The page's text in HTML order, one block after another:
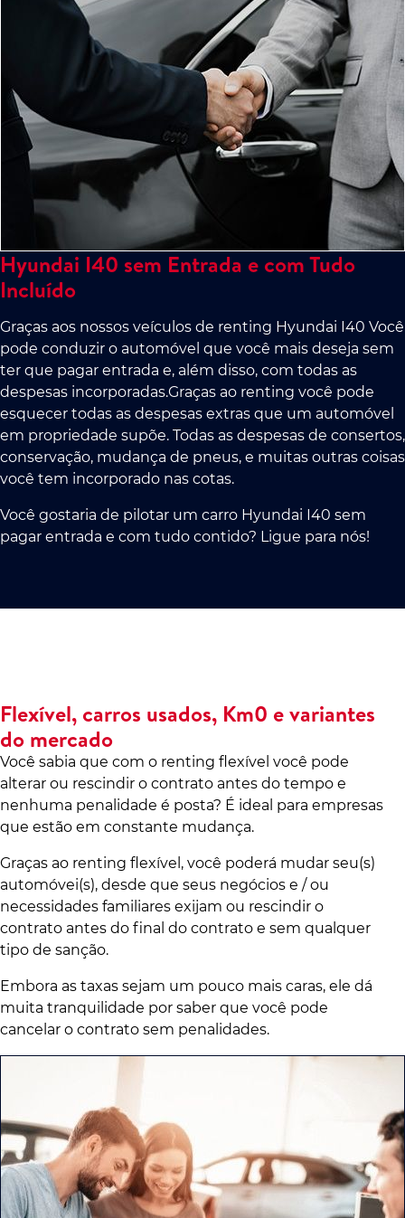
Hyundai I40 sem Entrada e com Tudo
Incluído
Graças aos nossos veículos de renting Hyundai I40 Você
pode conduzir o automóvel que você mais deseja sem
ter que pagar entrada e, além disso, com todas as
despesas incorporadas.Graças ao renting você pode
esquecer todas as despesas extras que um automóvel
em propriedade supõe. Todas as despesas de consertos,
conservação, mudança de pneus, e muitas outras coisas
você tem incorporado nas cotas.
Você gostaria de pilotar um carro Hyundai I40 sem
pagar entrada e com tudo contido? Ligue para nós!
Flexível, carros usados, Km0 e variantes
do mercado
Você sabia que com o renting flexível você pode
alterar ou rescindir o contrato antes do tempo e
nenhuma penalidade é posta? É ideal para empresas
que estão em constante mudança.
Graças ao renting flexível, você poderá mudar seu(s)
automóvei(s), desde que seus negócios e / ou
necessidades familiares exijam ou rescindir o
contrato antes do final do contrato e sem qualquer
tipo de sanção.
Embora as taxas sejam um pouco mais caras, ele dá
muita tranquilidade por saber que você pode
cancelar o contrato sem penalidades.